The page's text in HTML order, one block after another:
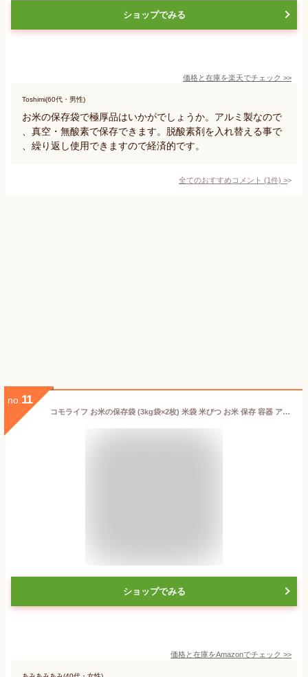
ショップでみる
価格と在庫を楽天でチェック >>
Toshimi(60代・男性)
お米の保存袋で極厚品はいかがでしょうか。アルミ製なので
、真空・無酸素で保存できます。脱酸素剤を入れ替える事で
、繰り返し使用できますので経済的です。
全てのおすすめコメント (1件) >
no. 11
コモライフ お米の保存袋 (3kg袋×2枚) 米袋 米びつ お米 保存 容器 アルミ 袋 特許製法 酸化防止 逆止弁 日本製
ショップでみる
価格と在庫をAmazonでチェック >>